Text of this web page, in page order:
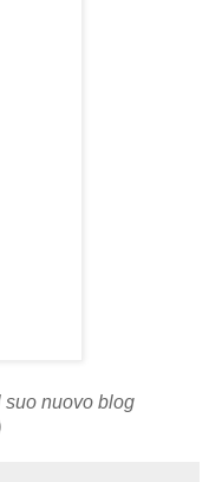
suo nuovo blog